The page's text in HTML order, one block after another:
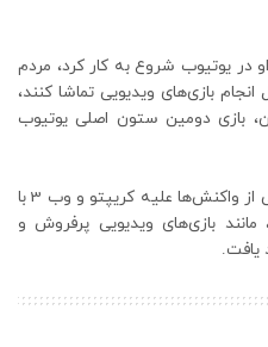
در یوتیوب شروع به کار کرد، مردم
بازی‌های ویدیویی تماشا کنند،
بازی دومین ستون اصلی یوتیوب
به طور مشابه، او فکر می‌کند که برخی از واکنش‌ها علیه کریپتو و وب 3 با
بازی‌های ویدیویی پرفروش و
یافت.